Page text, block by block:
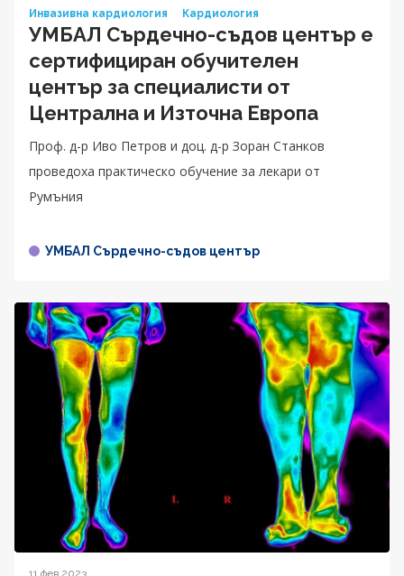
Инвазивна кардиология
Кардиология
УМБАЛ Сърдечно-съдов център е
сертифициран обучителен
център за специалисти от
Централна и Източна Европа
Проф. д-р Иво Петров и доц. д-р Зоран Станков
проведоха практическо обучение за лекари от
Румъния
УМБАЛ Сърдечно-съдов център